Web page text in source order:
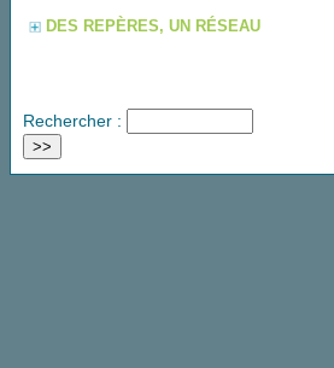
DES REPÈRES, UN RÉSEAU
Rechercher :